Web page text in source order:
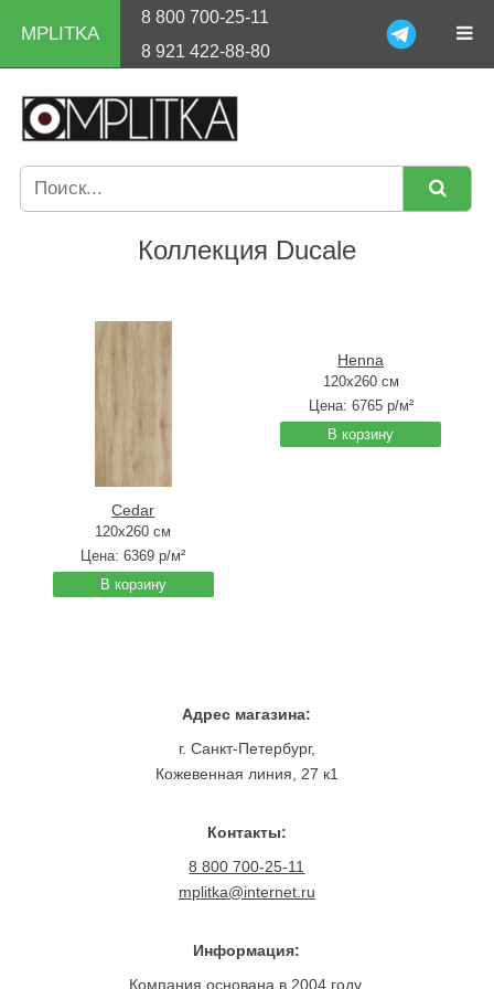
MPLITKA
8 800 700-25-11
8 921 422-88-80
Коллекция Ducale
Cedar
120x260 см
Цена:6369 р/м²
В корзину
Henna
120x260 см
Цена: 6765р/м²
В корзину
Адрес магазина:
г. Санкт-Петербург,
Кожевенная линия, 27 к1
Контакты:
8 800 700-25-11
mplitka@internet.ru
Информация:
Компания основана в 2004 году.